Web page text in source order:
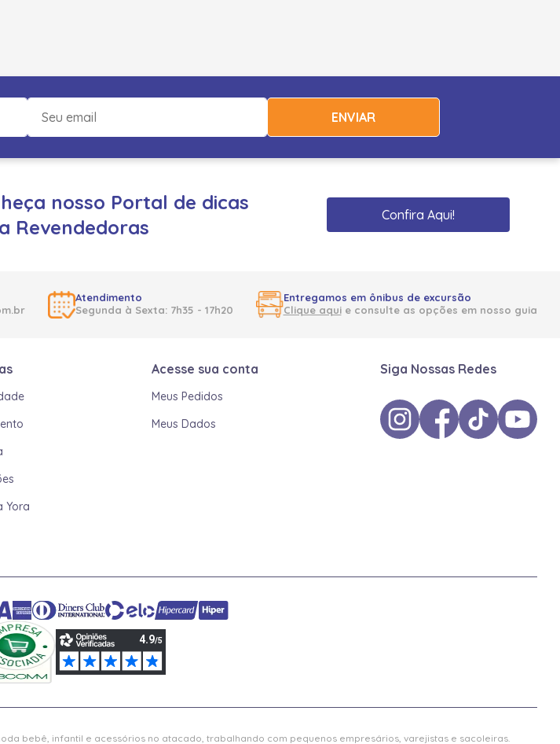
ENVIAR
nosso Portal de dicas
Revendedoras
Confira Aqui!
Atendimento
Segunda à Sexta: 7h35 - 17h20
Entregamos em ônibus de excursão
Clique aquie consulte as opções em nosso guia
Yora
Acesse sua conta
Meus Pedidos
Meus Dados
Siga Nossas Redes
bebê, infantil e acessórios no atacado, trabalhando com pequenos empresários, varejistas e sacoleiras.